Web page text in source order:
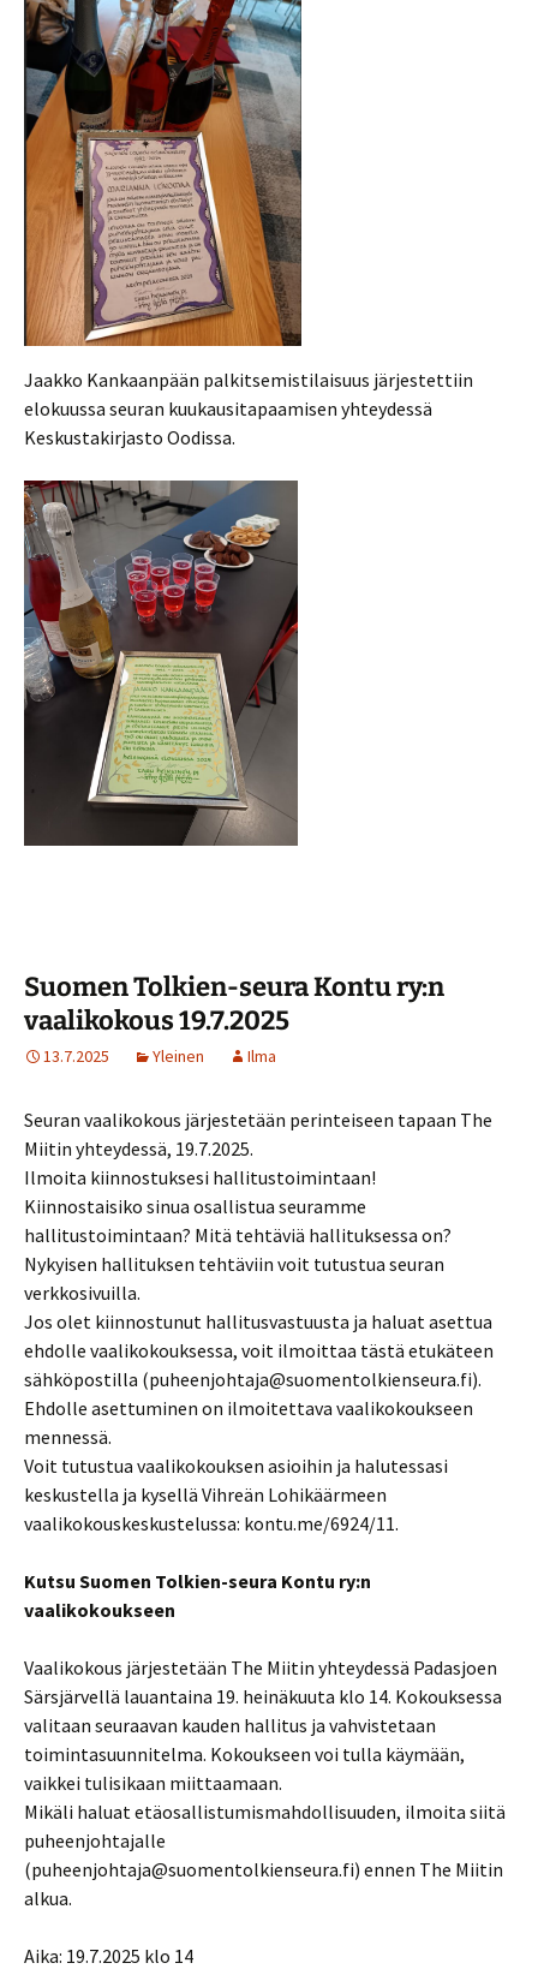
Jaakko Kankaanpään palkitsemistilaisuus järjestettiin
elokuussa seuran kuukausitapaamisen yhteydessä
Keskustakirjasto Oodissa.
Suomen Tolkien-seura Kontu ry:n
vaalikokous 19.7.2025
13.7.2025 Yleinen Ilma
Seuran vaalikokous järjestetään perinteiseen tapaan The
Miitin yhteydessä, 19.7.2025.
Ilmoita kiinnostuksesi hallitustoimintaan!
Kiinnostaisiko sinua osallistua seuramme
hallitustoimintaan? Mitä tehtäviä hallituksessa on?
Nykyisen hallituksen tehtäviin voit tutustua seuran
verkkosivuilla.
Jos olet kiinnostunut hallitusvastuusta ja haluat asettua
ehdolle vaalikokouksessa, voit ilmoittaa tästä etukäteen
sähköpostilla (puheenjohtaja@suomentolkienseura.fi).
Ehdolle asettuminen on ilmoitettava vaalikokoukseen
mennessä.
Voit tutustua vaalikokouksen asioihin ja halutessasi
keskustella ja kysellä Vihreän Lohikäärmeen
vaalikokouskeskustelussa: kontu.me/6924/11.
Kutsu Suomen Tolkien-seura Kontu ry:n
vaalikokoukseen
Vaalikokous järjestetään The Miitin yhteydessä Padasjoen
Särsjärvellä lauantaina 19. heinäkuuta klo 14. Kokouksessa
valitaan seuraavan kauden hallitus ja vahvistetaan
toimintasuunnitelma. Kokoukseen voi tulla käymään,
vaikkei tulisikaan miittaamaan.
Mikäli haluat etäosallistumismahdollisuuden, ilmoita siitä
puheenjohtajalle
(puheenjohtaja@suomentolkienseura.fi) ennen The Miitin
alkua.
Aika: 19.7.2025 klo 14